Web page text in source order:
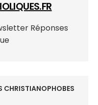
CHRISTIANOPHOBES